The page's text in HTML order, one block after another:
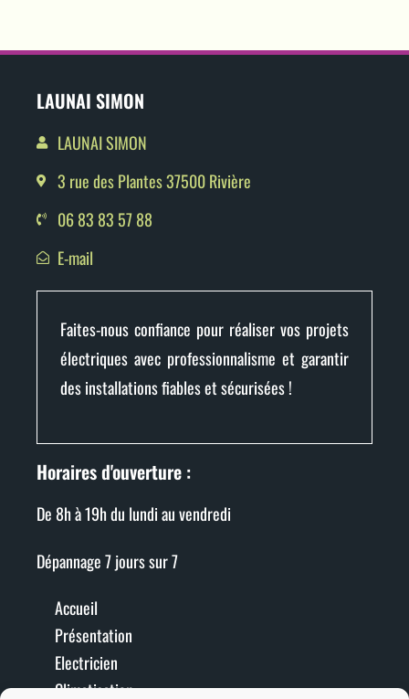
LAUNAI SIMON
LAUNAI SIMON
3 rue des Plantes 37500 Rivière
06 83 83 57 88
E-mail
Faites-nous confiance pour réaliser vos projets
électriques avec professionnalisme et garantir
des installations fiables et sécurisées !
Horaires d'ouverture :
De 8h à 19h du lundi au vendredi
Dépannage 7 jours sur 7
Accueil
Présentation
Electricien
Climatisation